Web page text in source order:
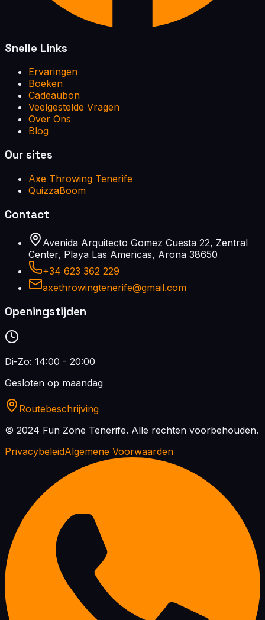
Snelle Links
Ervaringen
Boeken
Cadeaubon
Veelgestelde Vragen
Over Ons
Blog
Our sites
Axe Throwing Tenerife
QuizzaBoom
Contact
Avenida Arquitecto Gomez Cuesta 22, Zentral
Center, Playa Las Americas, Arona 38650
+34 623 362 229
axethrowingtenerife@gmail.com
Openingstijden
Di-Zo: 14:00 - 20:00
Gesloten op maandag
Routebeschrijving
© 2024 Fun Zone Tenerife. Alle rechten voorbehouden.
PrivacybeleidAlgemene Voorwaarden